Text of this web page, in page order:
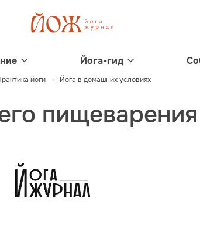
Йога-гид
йоги Йога в домашних условиях